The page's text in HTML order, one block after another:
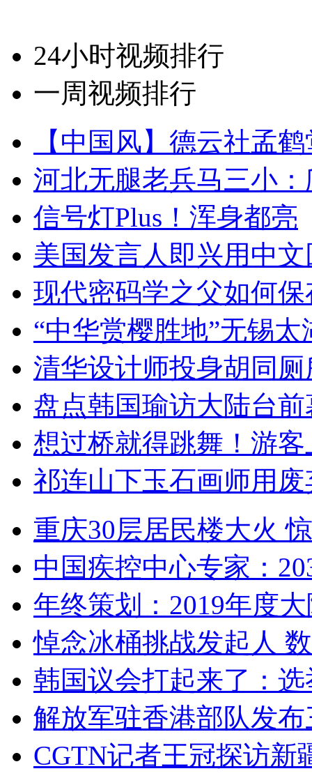
24小时视频排行
一周视频排行
【中国风】德云社孟
河北无腿老兵马三小
信号灯Plus！浑身都亮
美国发言人即兴用中
现代密码学之父如何
“中华赏樱胜地”无锡
清华设计师投身胡同
盘点韩国瑜访大陆台
想过桥就得跳舞！游客
祁连山下玉石画师用
重庆30层居民楼大火
中国疾控中心专家：
年终策划：2019年度
悼念冰桶挑战发起人
韩国议会打起来了：
解放军驻香港部队发
CGTN记者王冠探访新